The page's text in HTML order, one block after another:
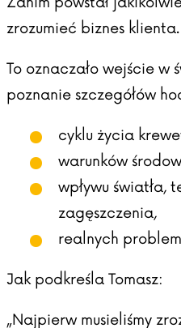
zrozumieć biznes klienta.
To oznaczało wejście w
poznanie szczegółów
cyklu życia
warunków
wpływu światła,
zagęszczenia,
realnych
Jak podkreśla Tomasz:
„Najpierw musieliśmy